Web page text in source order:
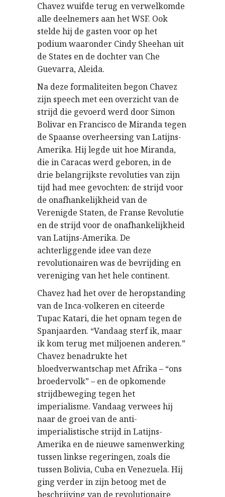
Chavez wuifde terug en verwelkomde
alle deelnemers aan het WSF. Ook
stelde hij de gasten voor op het
podium waaronder Cindy Sheehan uit
de States en de dochter van Che
Guevarra, Aleida.
Na deze formaliteiten begon Chavez
zijn speech met een overzicht van de
strijd die gevoerd werd door Simon
Bolivar en Francisco de Miranda tegen
de Spaanse overheersing van Latijns-
Amerika. Hij legde uit hoe Miranda,
die in Caracas werd geboren, in de
drie belangrijkste revoluties van zijn
tijd had mee gevochten: de strijd voor
de onafhankelijkheid van de
Verenigde Staten, de Franse Revolutie
en de strijd voor de onafhankelijkheid
van Latijns-Amerika. De
achterliggende idee van deze
revolutionairen was de bevrijding en
vereniging van het hele continent.
Chavez had het over de heropstanding
van de Inca-volkeren en citeerde
Tupac Katari, die het opnam tegen de
Spanjaarden. “Vandaag sterf ik, maar
ik kom terug met miljoenen anderen.”
Chavez benadrukte het
bloedverwantschap met Afrika – “ons
broedervolk” – en de opkomende
strijdbeweging tegen het
imperialisme. Vandaag verwees hij
naar de groei van de anti-
imperialistische strijd in Latijns-
Amerika en de nieuwe samenwerking
tussen linkse regeringen, zoals die
tussen Bolivia, Cuba en Venezuela. Hij
ging verder in zijn betoog met de
beschrijving van de revolutionaire